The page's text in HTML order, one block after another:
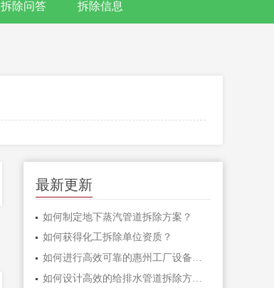
拆除问答 拆除信息
最新更新
如何制定地下蒸汽管道拆除方案？
如何获得化工拆除单位资质？
如何进行高效可靠的惠州工厂设备拆除？
如何设计高效的给排水管道拆除方案？